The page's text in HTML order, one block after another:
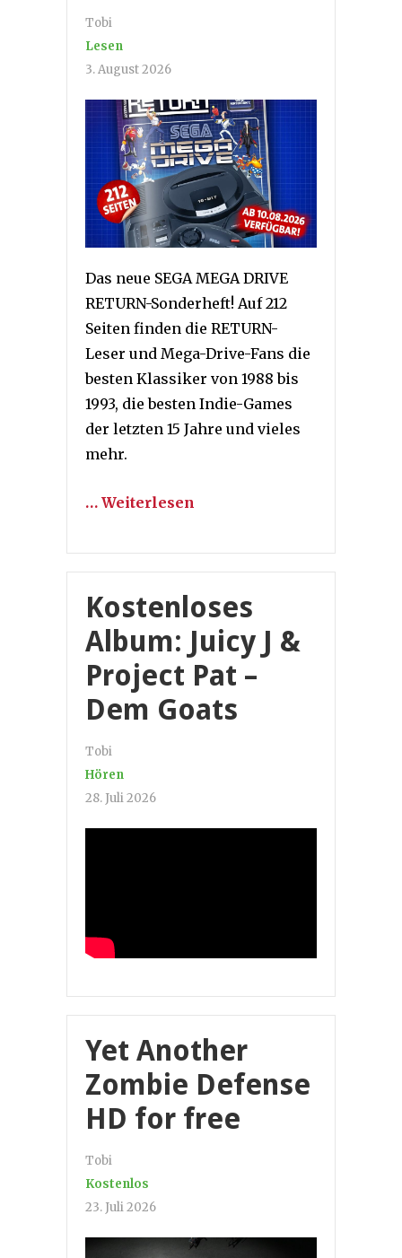
Tobi
Lesen
3. August 2026
Das neue SEGA MEGA DRIVE
RETURN-Sonderheft! Auf 212
Seiten finden die RETURN-
Leser und Mega-Drive-Fans die
besten Klassiker von 1988 bis
1993, die besten Indie-Games
der letzten 15 Jahre und vieles
mehr.
… Weiterlesen
Kostenloses
Album: Juicy J &
Project Pat –
Dem Goats
Tobi
Hören
28. Juli 2026
Yet Another
Zombie Defense
HD for free
Tobi
Kostenlos
23. Juli 2026